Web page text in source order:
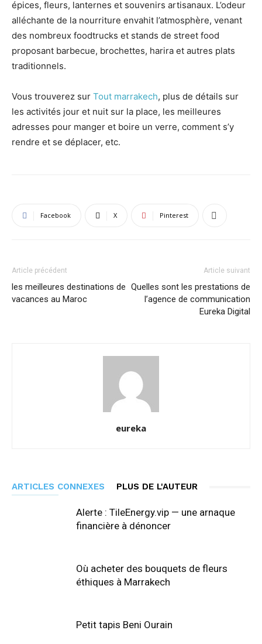
épices, fleurs, lanternes et souvenirs artisanaux. L’odeur
alléchante de la nourriture envahit l’atmosphère, venant
des nombreux foodtrucks et stands de street food
proposant barbecue, brochettes, harira et autres plats
traditionnels.
Vous trouverez sur Tout marrakech, plus de détails sur
les activités jour et nuit sur la place, les meilleures
adresses pour manger et boire un verre, comment s’y
rendre et se déplacer, etc.
Facebook X Pinterest
Article précédent
les meilleures destinations de
vacances au Maroc
Article suivant
Quelles sont les prestations de
l’agence de communication
Eureka Digital
eureka
ARTICLES CONNEXES PLUS DE L'AUTEUR
Alerte : TileEnergy.vip — une arnaque
financière à dénoncer
Où acheter des bouquets de fleurs
éthiques à Marrakech
Petit tapis Beni Ourain